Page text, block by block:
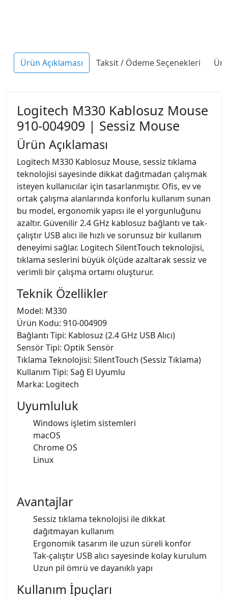
Ürün Açıklaması Taksit / Ödeme Seçenekleri
Logitech M330 Kablosuz Mouse
910-004909 | Sessiz Mouse
Ürün Açıklaması
Logitech M330 Kablosuz Mouse, sessiz tıklama
teknolojisi sayesinde dikkat dağıtmadan çalışmak
isteyen kullanıcılar için tasarlanmıştır. Ofis, ev ve
ortak çalışma alanlarında konforlu kullanım sunan
bu model, ergonomik yapısı ile el yorgunluğunu
azaltır. Güvenilir 2.4 GHz kablosuz bağlantı ve tak-
çalıştır USB alıcı ile hızlı ve sorunsuz bir kullanım
deneyimi sağlar. Logitech SilentTouch teknolojisi,
tıklama seslerini büyük ölçüde azaltarak sessiz ve
verimli bir çalışma ortamı oluşturur.
Teknik Özellikler
Model: M330
Ürün Kodu: 910-004909
Bağlantı Tipi: Kablosuz (2.4 GHz USB Alıcı)
Sensör Tipi: Optik Sensör
Tıklama Teknolojisi: SilentTouch (Sessiz Tıklama)
Kullanım Tipi: Sağ El Uyumlu
Marka: Logitech
Uyumluluk
Windows işletim sistemleri
macOS
Chrome OS
Linux
Avantajlar
Sessiz tıklama teknolojisi ile dikkat
dağıtmayan kullanım
Ergonomik tasarım ile uzun süreli konfor
Tak-çalıştır USB alıcı sayesinde kolay kurulum
Uzun pil ömrü ve dayanıklı yapı
Kullanım İpuçları